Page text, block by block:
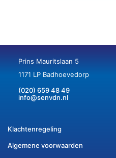
Prins Mauritslaan 5
1171 LP Badhoevedorp
(020) 659 48 49
info@senvdn.nl
Klachtenregeling
Algemene voorwaarden